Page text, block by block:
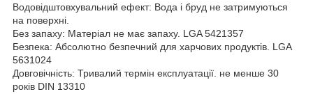
Водовідштовхувальний ефект: Вода і бруд не затримуються
на поверхні.
Без запаху: Матеріал не має запаху. LGA 5421357
Безпека: Абсолютно безпечний для харчових продуктів. LGA
5631024
Довговічність: Тривалий термін експлуатації. не менше 30
років DIN 13310